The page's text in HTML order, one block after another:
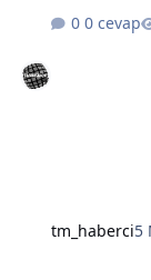
0 cevap
tm_haberci5